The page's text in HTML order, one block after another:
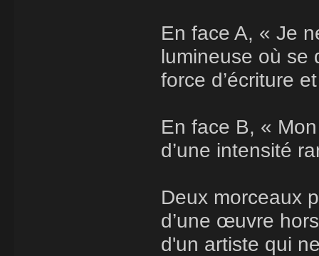
En face A, « Je
lumineuse où se
force d’écriture
En face B, «
d’une intensité
Deux morceaux
d’une œuvre
d'un artiste qui